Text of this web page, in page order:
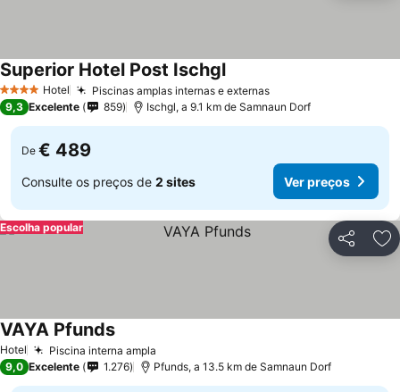
4 EstrelasHotel Piscinas amplas internas e externasVer preços
Superior Hotel Post IschglVer preços
9,3 Excelente 859 Ischgl, a 9.1 km de Samnaun Dorf
De € 489
Consulte os preços de 2 sites Ver preços
Partilhar
Escolha popular
Hotel Piscina interna ampla
VAYA PfundsVer preços
9,0 Excelente 1.276 Pfunds, a 13.5 km de Samnaun Dorf